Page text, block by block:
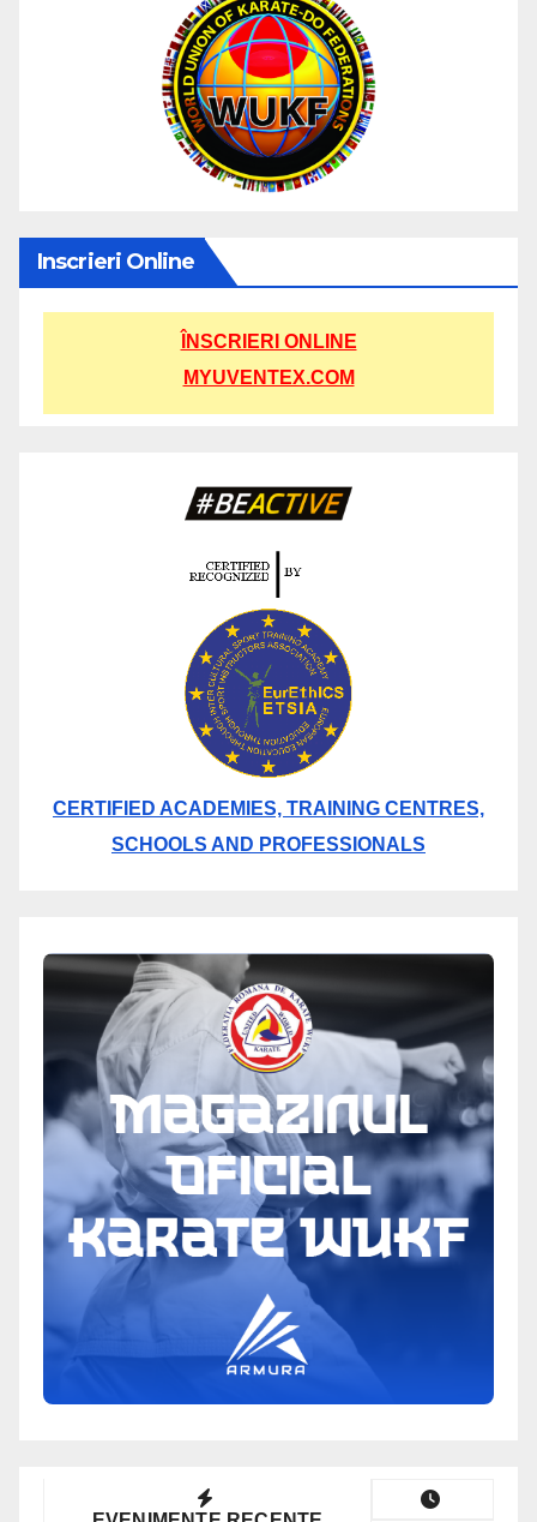
Inscrieri Online
ÎNSCRIERI ONLINE
MYUVENTEX.COM
CERTIFIED ACADEMIES, TRAINING CENTRES,
SCHOOLS AND PROFESSIONALS